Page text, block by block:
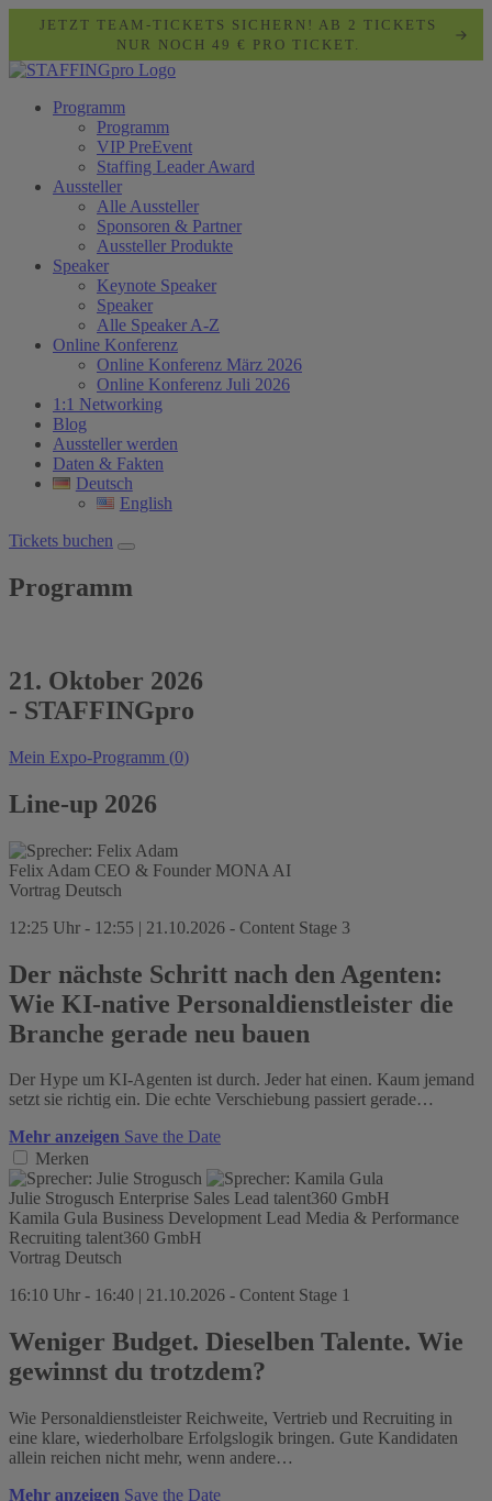
JETZT TEAM-TICKETS SICHERN! AB 2 TICKETS
NUR NOCH 49 € PRO TICKET.
Programm
Programm
VIP PreEvent
Staffing Leader Award
Aussteller
Alle Aussteller
Sponsoren & Partner
Aussteller Produkte
Speaker
Keynote Speaker
Speaker
Alle Speaker A-Z
Online Konferenz
Online Konferenz März 2026
Online Konferenz Juli 2026
1:1 Networking
Blog
Aussteller werden
Daten & Fakten
Deutsch
English
Tickets buchen
Programm
21. Oktober 2026
- STAFFINGpro
Mein Expo-Programm (0)
Line-up 2026
Felix Adam CEO & Founder MONA AI
Vortrag Deutsch
12:25 Uhr - 12:55 | 21.10.2026 - Content Stage 3
Der nächste Schritt nach den Agenten:
Wie KI-native Personaldienstleister die
Branche gerade neu bauen
Der Hype um KI-Agenten ist durch. Jeder hat einen. Kaum jemand
setzt sie richtig ein. Die echte Verschiebung passiert gerade…
Mehr anzeigen Save the Date
Merken
Julie Strogusch Enterprise Sales Lead talent360 GmbH
Kamila Gula Business Development Lead Media & Performance
Recruiting talent360 GmbH
Vortrag Deutsch
16:10 Uhr - 16:40 | 21.10.2026 - Content Stage 1
Weniger Budget. Dieselben Talente. Wie
gewinnst du trotzdem?
Wie Personaldienstleister Reichweite, Vertrieb und Recruiting in
eine klare, wiederholbare Erfolgslogik bringen. Gute Kandidaten
allein reichen nicht mehr, wenn andere…
Mehr anzeigen Save the Date